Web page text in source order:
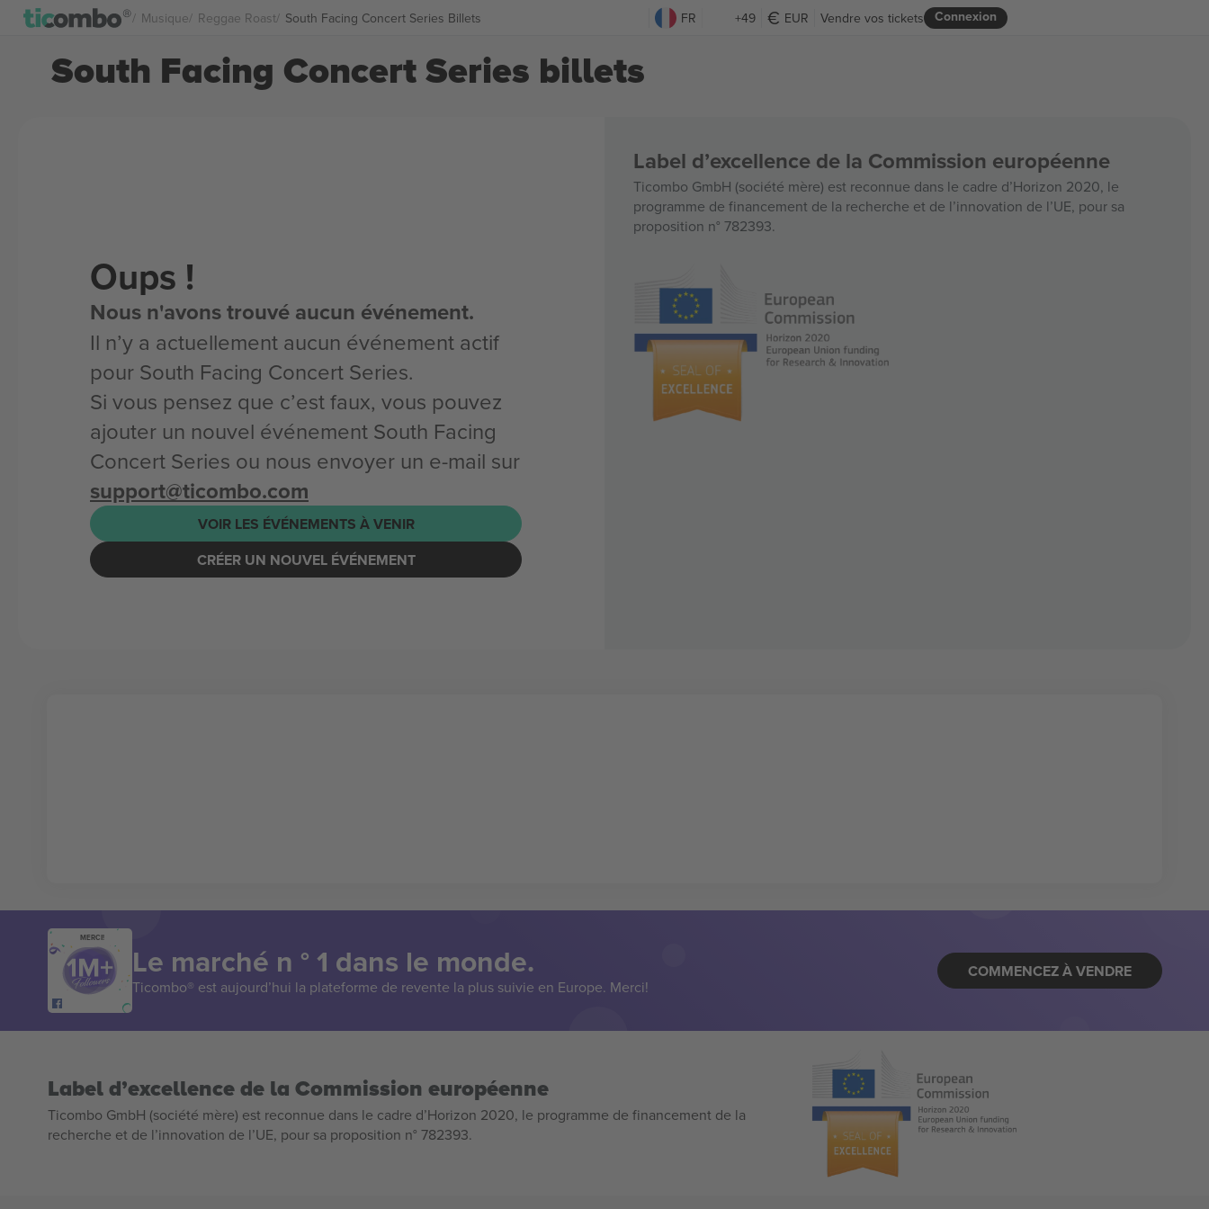
Musique Reggae Roast South Facing Concert Series Billets FR +49 EUR Connexion
Vendre vos tickets
South Facing Concert Series billets
Oups !
Nous n'avons trouvé aucun événement.
Il n’y a actuellement aucun événement actif
pour South Facing Concert Series.
Si vous pensez que c’est faux, vous pouvez
ajouter un nouvel événement South Facing
Concert Series ou nous envoyer un e-mail sur
support@ticombo.com
VOIR LES ÉVÉNEMENTS À VENIR
CRÉER UN NOUVEL ÉVÉNEMENT
Label d’excellence de la Commission européenne
Ticombo GmbH (société mère) est reconnue dans le cadre d’Horizon 2020, le
programme de financement de la recherche et de l’innovation de l’UE, pour sa
proposition n° 782393.
MERCI!
Le marché n ° 1 dans le monde.
Ticombo® est aujourd’hui la plateforme de revente la plus suivie en Europe. Merci!
COMMENCEZ À VENDRE
Label d’excellence de la Commission européenne
Ticombo GmbH (société mère) est reconnue dans le cadre d’Horizon 2020, le programme de financement de la
recherche et de l’innovation de l’UE, pour sa proposition n° 782393.